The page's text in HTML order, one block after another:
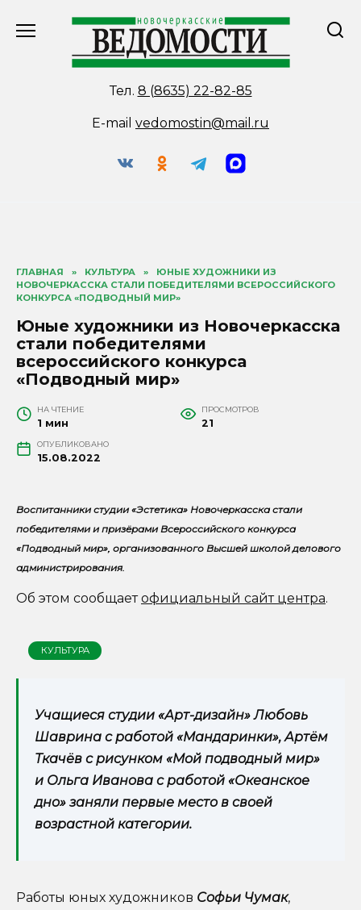
Тел. 8 (8635) 22-82-85
E-mail vedomostin@mail.ru
ГЛАВНАЯ » КУЛЬТУРА »
ЮНЫЕ ХУДОЖНИКИ ИЗ
НОВОЧЕРКАССКА СТАЛИ ПОБЕДИТЕЛЯМИ ВСЕРОССИЙСКОГО
КОНКУРСА «ПОДВОДНЫЙ МИР»
Юные художники из Новочеркасска
стали победителями
всероссийского конкурса
«Подводный мир»
НА ЧТЕНИЕ
1 мин
ПРОСМОТРОВ
21
ОПУБЛИКОВАНО
15.08.2022
Воспитанники студии «Эстетика» Новочеркасска стали
победителями и призёрами Всероссийского конкурса
«Подводный мир», организованного Высшей школой делового
администрирования.
Об этом сообщаетофициальный сайт центра.
КУЛЬТУРА
Учащиеся студии «Арт-дизайн» Любовь
Шаврина с работой «Мандаринки», Артём
Ткачёв с рисунком «Мой подводный мир»
и Ольга Иванова с работой «Океанское
дно» заняли первые место в своей
возрастной категории.
Работы юных художников Софьи Чумак,